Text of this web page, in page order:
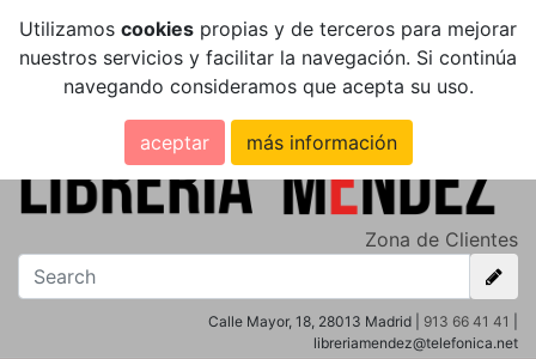
Utilizamos cookies propias y de terceros para mejorar
nuestros servicios y facilitar la navegación. Si continúa
navegando consideramos que acepta su uso.
aceptar más información
Zona de Clientes
Calle Mayor, 18, 28013 Madrid | 913 66 41 41
libreriamendez@telefonica.net